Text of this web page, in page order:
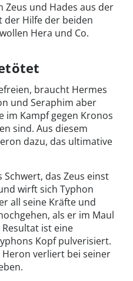
Zeus und Hades aus der
der Hilfe der beiden
Hera und Co.
braucht Hermes
und Seraphim aber
im Kampf gegen Kronos
sind. Aus diesem
dazu, das ultimative
das Zeus einst
wirft sich Typhon
all seine Kräfte und
als er im Maul
ist eine
Kopf pulverisiert.
verliert bei seiner